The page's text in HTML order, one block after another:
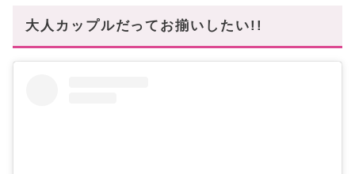
ブランド
大人カップルだってお揃いしたい!!